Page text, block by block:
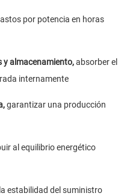
por potencia en horas
y almacenamiento,absorber el
internamente
garantizar una producción
al equilibrio energético
estabilidad del suministro